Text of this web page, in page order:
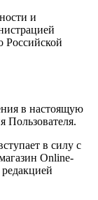
и
Российской
в настоящую
Пользователя.
в силу с
Online-